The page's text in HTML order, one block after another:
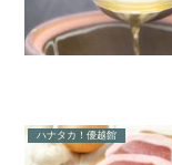
ハナタカ！優越館